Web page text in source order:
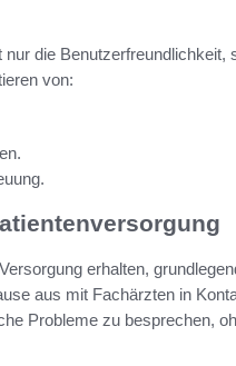
die Benutzerfreundlichkeit,
von:
erhalten,
aus mit Fachärzten in
Probleme zu besprechen,